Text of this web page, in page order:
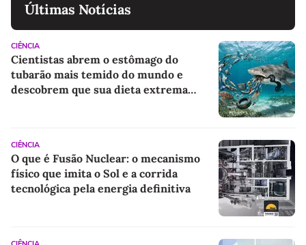
Últimas Notícias
CIÊNCIA
Cientistas abrem o estômago do
tubarão mais temido do mundo e
descobrem que sua dieta extrema
CIÊNCIA
O que é Fusão Nuclear: o mecanismo
físico que imita o Sol e a corrida
tecnológica pela energia definitiva